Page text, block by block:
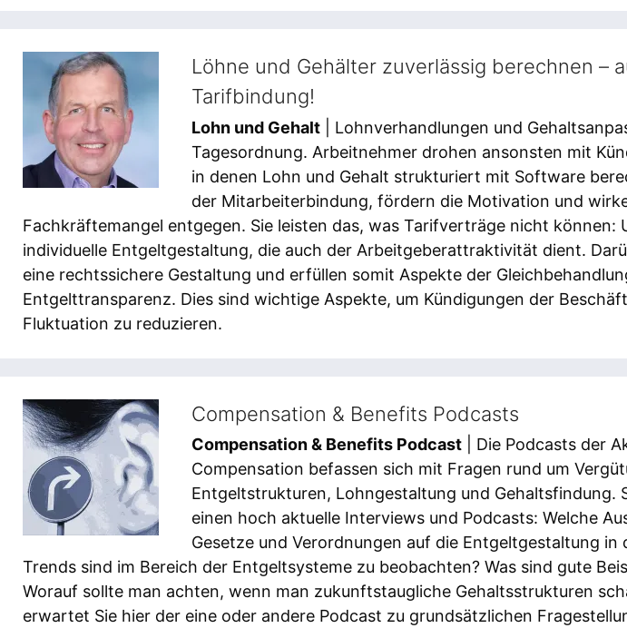
Löhne und Gehälter zuverlässig berechnen –
Tarifbindung!
Lohn und Gehalt | Lohnverhandlungen und
Tagesordnung. Arbeitnehmer drohen ansonsten mit
in denen Lohn und Gehalt strukturiert mit Software
der Mitarbeiterbindung, fördern die Motivation und
Fachkräftemangel entgegen. Sie leisten das, was Tarifverträge nicht können:
individuelle Entgeltgestaltung, die auch der Arbeitgeberattraktivität dient.
eine rechtssichere Gestaltung und erfüllen somit Aspekte der
Entgelttransparenz. Dies sind wichtige Aspekte, um Kündigungen der
Fluktuation zu reduzieren.
Compensation & Benefits Podcasts
Compensation & Benefits Podcast | Die Podcasts der
Compensation befassen sich mit Fragen rund um
Entgeltstrukturen, Lohngestaltung und Gehaltsfindung.
einen hoch aktuelle Interviews und Podcasts: Welche
Gesetze und Verordnungen auf die Entgeltgestaltung in
Trends sind im Bereich der Entgeltsysteme zu beobachten? Was sind gute
Worauf sollte man achten, wenn man zukunftstaugliche Gehaltsstrukturen
erwartet Sie hier der eine oder andere Podcast zu grundsätzlichen